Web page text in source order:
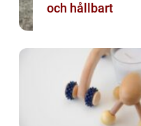
och hållbart